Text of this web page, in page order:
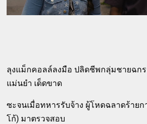
ลุงแม็กคอลล์ลงมือ ปลิดชีพกลุ่มชายฉกร
แม่นยำ เด็ดขาด
ซะจนเมื่อทหารรับจ้าง ผู้โหดฉลาดร้าย
โก้) มาตรวจสอบ